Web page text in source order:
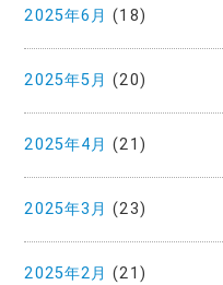
2025年6月 (18)
2025年5月 (20)
2025年4月 (21)
2025年3月 (23)
2025年2月 (21)